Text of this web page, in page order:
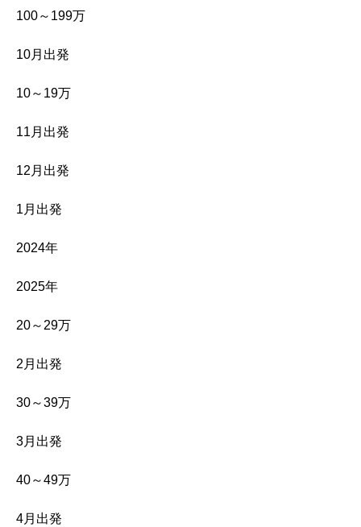
100～199万
10月出発
10～19万
11月出発
12月出発
1月出発
2024年
2025年
20～29万
2月出発
30～39万
3月出発
40～49万
4月出発